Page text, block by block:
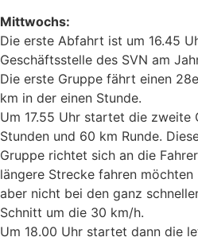
Mittwochs:
Die erste Abfahrt ist um 16.45
Geschäftsstelle des SVN am
Die erste Gruppe fährt einen
km in der einen Stunde.
Um 17.55 Uhr startet die zweite
Stunden und 60 km Runde.
Gruppe richtet sich an die
längere Strecke fahren möchten
aber nicht bei den ganz
Schnitt um die 30 km/h.
Um 18.00 Uhr startet dann die